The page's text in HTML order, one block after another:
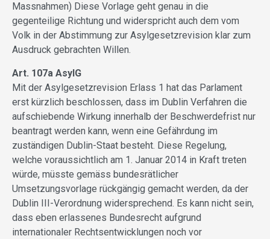
Massnahmen) Diese Vorlage geht genau in die
gegenteilige Richtung und widerspricht auch dem vom
Volk in der Abstimmung zur Asylgesetzrevision klar zum
Ausdruck gebrachten Willen.
Art. 107a AsylG
Mit der Asylgesetzrevision Erlass 1 hat das Parlament
erst kürzlich beschlossen, dass im Dublin Verfahren die
aufschiebende Wirkung innerhalb der Beschwerdefrist nur
beantragt werden kann, wenn eine Gefährdung im
zuständigen Dublin-Staat besteht. Diese Regelung,
welche voraussichtlich am 1. Januar 2014 in Kraft treten
würde, müsste gemäss bundesrätlicher
Umsetzungsvorlage rückgängig gemacht werden, da der
Dublin III-Verordnung widersprechend. Es kann nicht sein,
dass eben erlassenes Bundesrecht aufgrund
internationaler Rechtsentwicklungen noch vor